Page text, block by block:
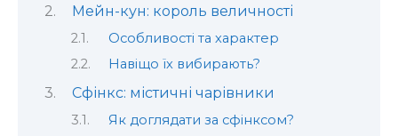
Мейн-кун: король величності
Особливості та характер
Навіщо їх вибирають?
Сфінкс: містичні чарівники
Як доглядати за сфінксом?